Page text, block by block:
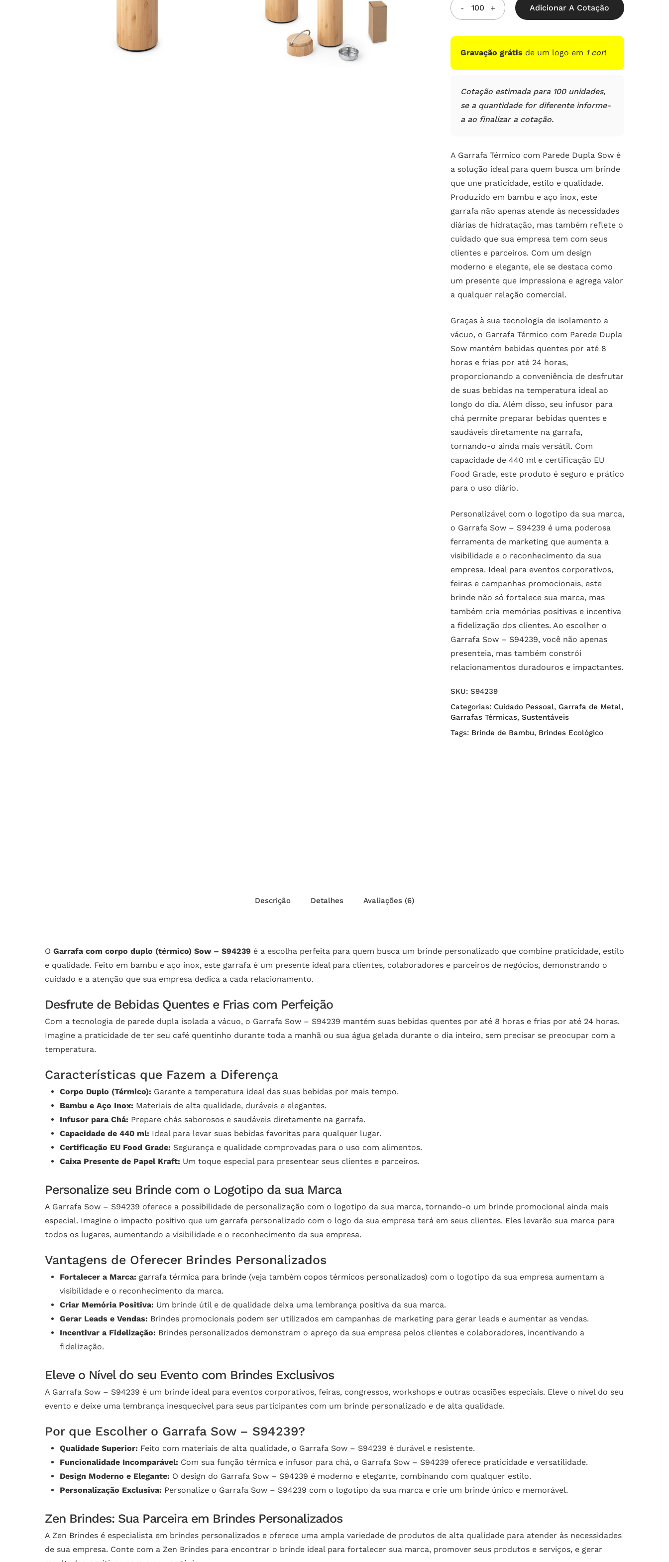
5, com
baseado
em
clientes
Adicionar A Cotação
Gravação grátis de um logo em 1 cor!
Cotação estimada para 100 unidades,
se a quantidade for diferente informe-
a ao finalizar a cotação.
A Garrafa Térmico com Parede Dupla Sow é
a solução ideal para quem busca um brinde
que une praticidade, estilo e qualidade.
Produzido em bambu e aço inox, este
garrafa não apenas atende às necessidades
diárias de hidratação, mas também reflete o
cuidado que sua empresa tem com seus
clientes e parceiros. Com um design
moderno e elegante, ele se destaca como
um presente que impressiona e agrega valor
a qualquer relação comercial.
Graças à sua tecnologia de isolamento a
vácuo, o Garrafa Térmico com Parede Dupla
Sow mantém bebidas quentes por até 8
horas e frias por até 24 horas,
proporcionando a conveniência de desfrutar
de suas bebidas na temperatura ideal ao
longo do dia. Além disso, seu infusor para
chá permite preparar bebidas quentes e
saudáveis diretamente na garrafa,
tornando-o ainda mais versátil. Com
capacidade de 440 ml e certificação EU
Food Grade, este produto é seguro e prático
para o uso diário.
Personalizável com o logotipo da sua marca,
o Garrafa Sow – S94239 é uma poderosa
ferramenta de marketing que aumenta a
visibilidade e o reconhecimento da sua
empresa. Ideal para eventos corporativos,
feiras e campanhas promocionais, este
brinde não só fortalece sua marca, mas
também cria memórias positivas e incentiva
a fidelização dos clientes. Ao escolher o
Garrafa Sow – S94239, você não apenas
presenteia, mas também constrói
relacionamentos duradouros e impactantes.
SKU: S94239
Categorias: Cuidado Pessoal, Garrafa de Metal,
Garrafas Térmicas, Sustentáveis
Tags: Brinde de Bambu, Brindes Ecológico
Descrição Detalhes Avaliações (6)
O Garrafa com corpo duplo (térmico) Sow – S94239 é a escolha perfeita para quem busca um brinde personalizado que combine praticidade, estilo
e qualidade. Feito em bambu e aço inox, este garrafa é um presente ideal para clientes, colaboradores e parceiros de negócios, demonstrando o
cuidado e a atenção que sua empresa dedica a cada relacionamento.
Desfrute de Bebidas Quentes e Frias com Perfeição
Com a tecnologia de parede dupla isolada a vácuo, o Garrafa Sow – S94239 mantém suas bebidas quentes por até 8 horas e frias por até 24 horas.
Imagine a praticidade de ter seu café quentinho durante toda a manhã ou sua água gelada durante o dia inteiro, sem precisar se preocupar com a
temperatura.
Características que Fazem a Diferença
Corpo Duplo (Térmico): Garante a temperatura ideal das suas bebidas por mais tempo.
Bambu e Aço Inox: Materiais de alta qualidade, duráveis e elegantes.
Infusor para Chá: Prepare chás saborosos e saudáveis diretamente na garrafa.
Capacidade de 440 ml: Ideal para levar suas bebidas favoritas para qualquer lugar.
Certificação EU Food Grade: Segurança e qualidade comprovadas para o uso com alimentos.
Caixa Presente de Papel Kraft: Um toque especial para presentear seus clientes e parceiros.
Personalize seu Brinde com o Logotipo da sua Marca
A Garrafa Sow – S94239 oferece a possibilidade de personalização com o logotipo da sua marca, tornando-o um brinde promocional ainda mais
especial. Imagine o impacto positivo que um garrafa personalizado com o logo da sua empresa terá em seus clientes. Eles levarão sua marca para
todos os lugares, aumentando a visibilidade e o reconhecimento da sua empresa.
Vantagens de Oferecer Brindes Personalizados
Fortalecer a Marca: garrafa térmica para brinde (veja também copos térmicos personalizados) com o logotipo da sua empresa aumentam a
visibilidade e o reconhecimento da marca.
Criar Memória Positiva: Um brinde útil e de qualidade deixa uma lembrança positiva da sua marca.
Gerar Leads e Vendas: Brindes promocionais podem ser utilizados em campanhas de marketing para gerar leads e aumentar as vendas.
Incentivar a Fidelização: Brindes personalizados demonstram o apreço da sua empresa pelos clientes e colaboradores, incentivando a
fidelização.
Eleve o Nível do seu Evento com Brindes Exclusivos
A Garrafa Sow – S94239 é um brinde ideal para eventos corporativos, feiras, congressos, workshops e outras ocasiões especiais. Eleve o nível do seu
evento e deixe uma lembrança inesquecível para seus participantes com um brinde personalizado e de alta qualidade.
Por que Escolher o Garrafa Sow – S94239?
Qualidade Superior: Feito com materiais de alta qualidade, o Garrafa Sow – S94239 é durável e resistente.
Funcionalidade Incomparável: Com sua função térmica e infusor para chá, o Garrafa Sow – S94239 oferece praticidade e versatilidade.
Design Moderno e Elegante: O design do Garrafa Sow – S94239 é moderno e elegante, combinando com qualquer estilo.
Personalização Exclusiva: Personalize o Garrafa Sow – S94239 com o logotipo da sua marca e crie um brinde único e memorável.
Zen Brindes: Sua Parceira em Brindes Personalizados
A Zen Brindes é especialista em brindes personalizados e oferece uma ampla variedade de produtos de alta qualidade para atender às necessidades
de sua empresa. Conte com a Zen Brindes para encontrar o brinde ideal para fortalecer sua marca, promover seus produtos e serviços, e gerar